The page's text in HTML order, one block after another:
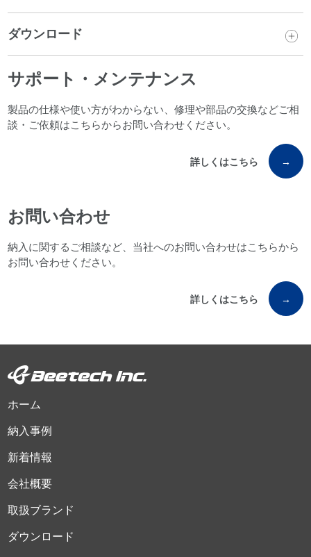
ダウンロード
サポート・メンテナンス
製品の仕様や使い方がわからない、修理や部品の交換などご相
談・ご依頼はこちらからお問い合わせください。
詳しくはこちら →
お問い合わせ
納入に関するご相談など、当社へのお問い合わせはこちらから
お問い合わせください。
詳しくはこちら →
ホーム
納入事例
新着情報
会社概要
取扱ブランド
ダウンロード